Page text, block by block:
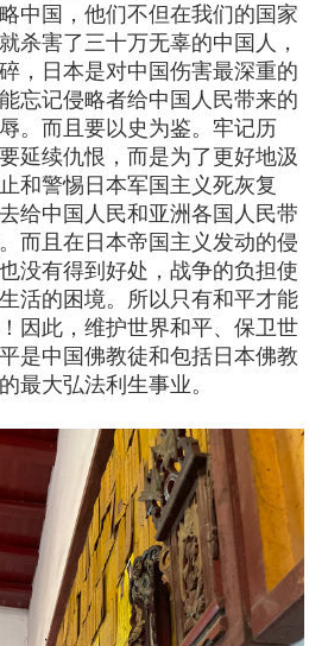
中国，他们不但在我们的国家
杀害了三十万无辜的中国人，
，日本是对中国伤害最深重的
忘记侵略者给中国人民带来的
。而且要以史为鉴。牢记历
延续仇恨，而是为了更好地汲
和警惕日本军国主义死灰复
给中国人民和亚洲各国人民带
而且在日本帝国主义发动的侵
没有得到好处，战争的负担使
活的困境。所以只有和平才能
因此，维护世界和平、保卫世
是中国佛教徒和包括日本佛教
最大弘法利生事业。